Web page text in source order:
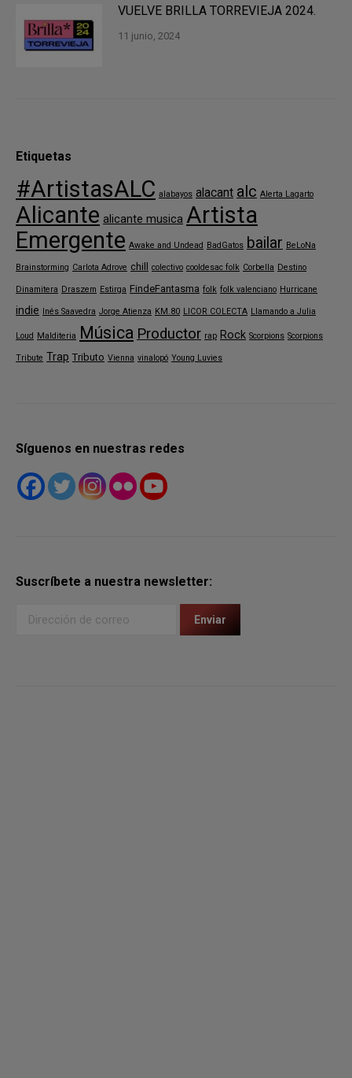
VUELVE BRILLA TORREVIEJA 2024.
11 junio, 2024
Etiquetas
#ArtistasALC alabayos alacant alc Alerta Lagarto
Alicante alicante musica Artista
Emergente Awake and Undead BadGatos bailar BeLoNa
Brainstorming Carlota Adrove chill colectivo cooldesac folk Corbella Destino
Dinamitera Draszem Estirga FindeFantasma folk folk valenciano Hurricane
indie Inés Saavedra Jorge Atienza KM.80 LICOR COLECTA Llamando a Julia
Loud Malditeria Música Productor rap Rock Scorpions Scorpions
Tribute Trap Tributo Vienna vinalopó Young Luvies
Síguenos en nuestras redes
Suscríbete a nuestra newsletter: